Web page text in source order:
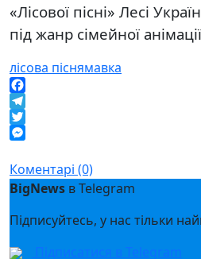
«Лісової пісні» Лесі
під жанр сімейної
лісова піснямавка
Facebook
Telegram
Twitter
Коментарі (0)
BigNews в Telegram
Підписуйтесь, у нас тільки
Підписатися в Telegram